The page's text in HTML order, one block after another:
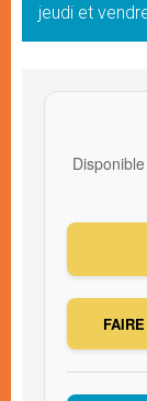
jeudi et